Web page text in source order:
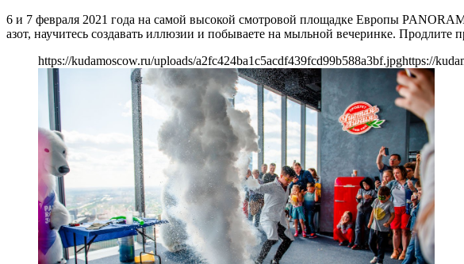
6 и 7 февраля 2021 года на самой высокой смотровой площадке Европы
азот, научитесь создавать иллюзии и побываете на мыльной вечеринке.
https://kudamoscow.ru/uploads/a2fc424ba1c5acdf439fcd99b588a3bf.jpghttps://